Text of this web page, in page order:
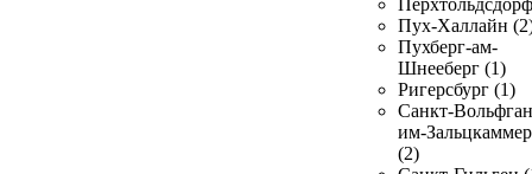
Пух-Халлайн
Пухберг-ам-
Шнееберг (1)
Ригерсбург (1)
Санкт-
им-
(2)